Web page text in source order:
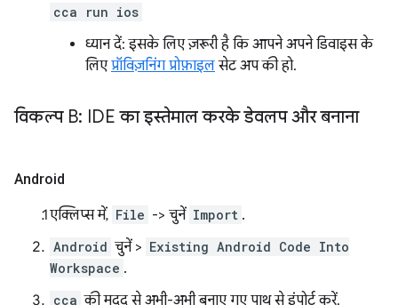
cca run ios
ध्यान दें: इसके लिए ज़रूरी है कि आपने अपने डिवाइस के
लिएप्रॉविज़निंग प्रोफ़ाइलसेट अप की हो.
विकल्प B: IDE का इस्तेमाल करके डेवलप और बनाना
Android
एक्लिप्स में, File -> चुनें Import .
Android चुनें > Existing Android Code Into
Workspace .
cca की मदद से अभी-अभी बनाए गए पाथ से इंपोर्ट करें.